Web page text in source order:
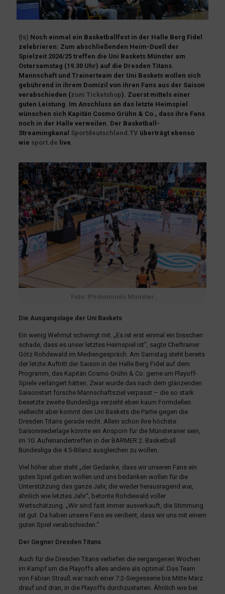
(ts) Noch einmal ein Basketballfest in der Halle Berg Fidel
zelebrieren: Zum abschließenden Heim-Duell der
Spielzeit 2024/25 treffen die Uni Baskets Münster am
Ostersamstag (19.30 Uhr) auf die Dresden Titans.
Mannschaft und Trainerteam der Uni Baskets wollen sich
gebührend in ihrem Domizil von ihren Fans aus der Saison
verabschieden (zum Ticketshop). Zuerst mittels einer
guten Leistung. Im Anschluss an das letzte Heimspiel
wünschen sich Kapitän Cosmo Grühn & Co., dass ihre Fans
noch in der Halle verweilen. Der Basketball-
Streamingkanal Sportdeutschland.TV überträgt ebenso
wie sport.de live.
Foto: Photominds Münster
Die Ausgangslage der Uni Baskets
Ein wenig Wehmut schwingt mit. „Es ist erst einmal ein bisschen
schade, dass es unser letztes Heimspiel ist“, sagte Cheftrainer
Götz Rohdewald im Mediengespräch. Am Samstag steht bereits
der letzte Auftritt der Saison in der Halle Berg Fidel auf dem
Programm, das Kapitän Cosmo Grühn & Co. gerne um Playoff-
Spiele verlängert hätten. Zwar wurde das nach dem glänzenden
Saisonstart forsche Mannschaftsziel verpasst – die so stark
besetzte zweite Bundesliga verzeiht eben kaum Formdellen.
vielleicht aber kommt den Uni Baskets die Partie gegen die
Dresden Titans gerade recht. Allein schon ihre höchste
Saisonniederlage könnte ein Ansporn für die Münsteraner sein,
im 10. Aufeinandertreffen in der BARMER 2. Basketball
Bundesliga die 4:5-Bilanz ausgleichen zu wollen.
Viel höher aber steht „der Gedanke, dass wir unseren Fans ein
gutes Spiel geben wollen und uns bedanken wollen für die
Unterstützung das ganze Jahr, die wieder herausragend war,
ähnlich wie letztes Jahr“, betonte Rohdewald voller
Wertschätzung. „Wir sind fast immer ausverkauft, die Stimmung
ist gut. Da haben unsere Fans es verdient, dass wir uns mit einem
guten Spiel verabschieden.“
Der Gegner Dresden Titans
Auch für die Dresden Titans verliefen die vergangenen Wochen
im Kampf um die Playoffs alles andere als optimal: Das Team
von Fabian Strauß war nach einer 7:2-Siegesserie bis Mitte März
drauf und dran, in die Playoffs durchzustarten. Ähnlich wie bei